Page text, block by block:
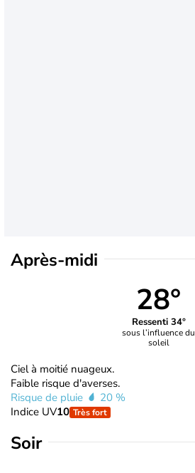
Après-midi
28°
Ressenti 34°
sous l’influence du
soleil
Ciel à moitié nuageux.
Faible risque d'averses.
Risque de pluie
20 %
Indice UV10 Très fort
Soir